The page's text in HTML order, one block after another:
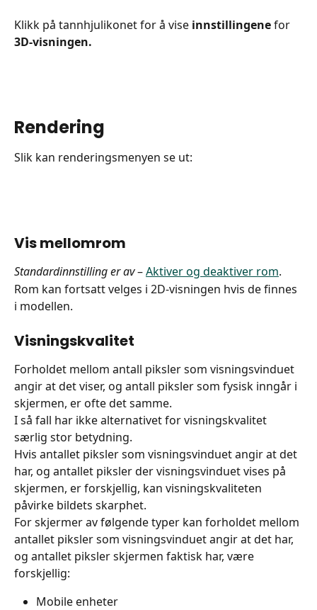
Klikk på tannhjulikonet for å vise innstillingene for
3D-visningen.
Rendering
Slik kan renderingsmenyen se ut:
Vis mellomrom
Standardinnstilling er av – Aktiver og deaktiver rom.
Rom kan fortsatt velges i 2D-visningen hvis de finnes
i modellen.
Visningskvalitet
Forholdet mellom antall piksler som visningsvinduet
angir at det viser, og antall piksler som fysisk inngår i
skjermen, er ofte det samme.
I så fall har ikke alternativet for visningskvalitet
særlig stor betydning.
Hvis antallet piksler som visningsvinduet angir at det
har, og antallet piksler der visningsvinduet vises på
skjermen, er forskjellig, kan visningskvaliteten
påvirke bildets skarphet.
For skjermer av følgende typer kan forholdet mellom
antallet piksler som visningsvinduet angir at det har,
og antallet piksler skjermen faktisk har, være
forskjellig:
Mobile enheter